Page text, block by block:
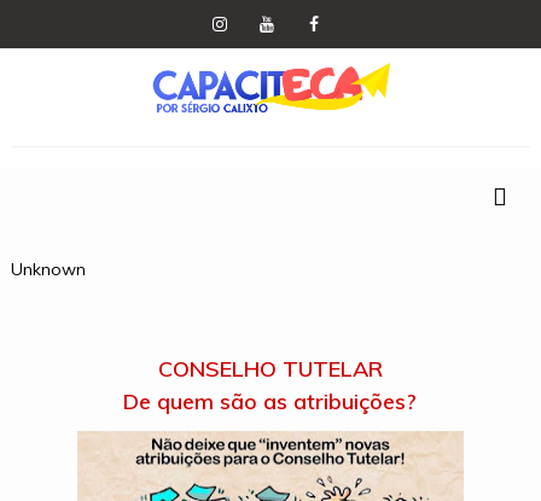
Unknown
CONSELHO TUTELAR
De quem são as atribuições?